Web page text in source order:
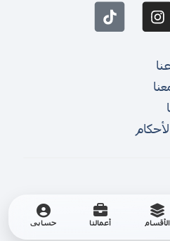
الأقسام أعمالنا حسابي